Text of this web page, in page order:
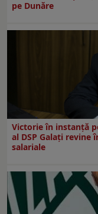
pe Dunăre
Victorie în instanță
al DSP Galați
salariale